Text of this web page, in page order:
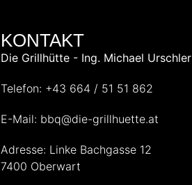
KONTAKT
Die Grillhütte - Ing. Michael Urschler
Telefon: +43 664 / 51 51 862
E-Mail: bbq@die-grillhuette.at
Adresse: Linke Bachgasse 12
7400 Oberwart